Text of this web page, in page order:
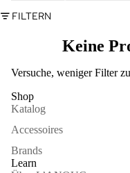
FILTERN
Keine
Versuche, weniger Filter
Shop
Katalog
Accessoires
Brands
Learn